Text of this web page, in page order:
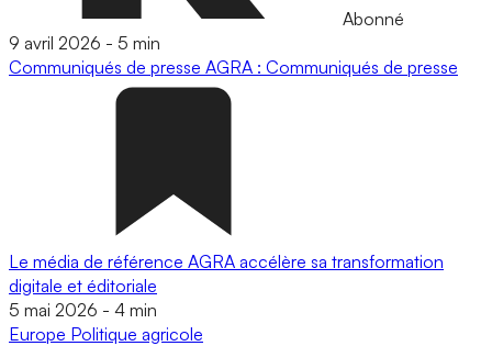
Abonné
9 avril 2026 - 5 min
Communiqués de presse AGRA : Communiqués de presse
Le média de référence AGRA accélère sa transformation
digitale et éditoriale
5 mai 2026 - 4 min
Europe Politique agricole